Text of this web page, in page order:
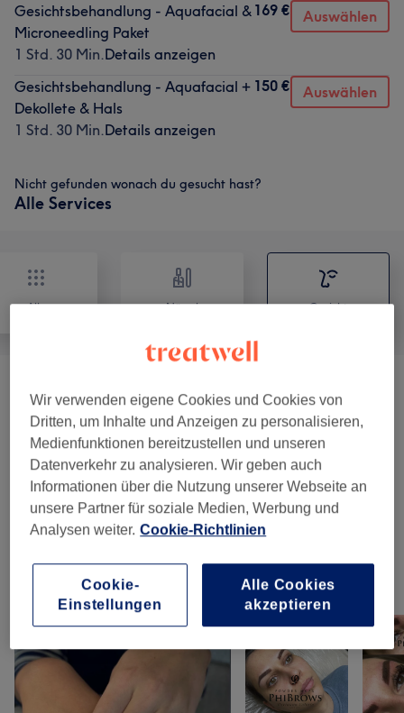
Gesichtsbehandlung - Aquafacial &
Microneedling Paket
1 Std. 30 Min.Details anzeigen
169 € Auswählen
Gesichtsbehandlung - Aquafacial +
Dekollete & Hals
1 Std. 30 Min.Details anzeigen
150 € Auswählen
Nicht gefunden wonach du gesucht hast?
Alle Services
Alle Nägel Gesicht
Permanent Make-Up )
Gesichtsbehandlungen (11)
Wimpernverlängerungen (7) ab 20 €
Augenbrauen & Wimpernbehandlungen
Unsere Arbeit
Bild anklicken für weitere Details
Wir verwenden eigene Cookies und Cookies von
Dritten, um Inhalte und Anzeigen zu personalisieren,
Medienfunktionen bereitzustellen und unseren
Datenverkehr zu analysieren. Wir geben auch
Informationen über die Nutzung unserer Webseite an
unsere Partner für soziale Medien, Werbung und
Analysen weiter. Cookie-Richtlinien
Cookie-
Einstellungen
Alle Cookies
akzeptieren